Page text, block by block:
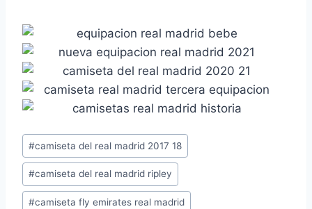
Etiquetas
de
la
entrada:
#camiseta del real madrid 2017 18
#camiseta del real madrid ripley
#camiseta fly emirates real madrid